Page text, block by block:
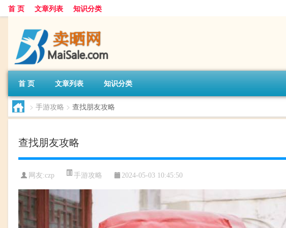
首 页 文章列表 知识分类
首 页 文章列表 知识分类
> 手游攻略 > 查找朋友攻略
查找朋友攻略
网友:czp 手游攻略 2024-05-03 10:45:50